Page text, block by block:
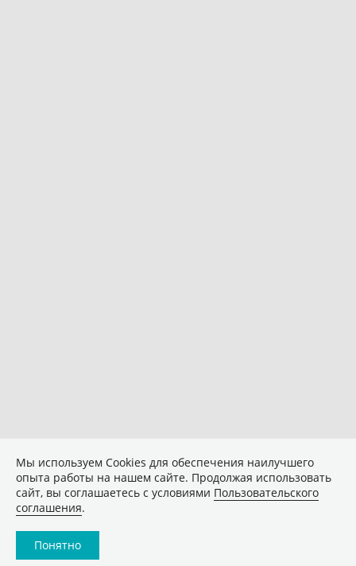
Мы используем Сookies для обеспечения наилучшего
опыта работы на нашем сайте. Продолжая использовать
сайт, вы соглашаетесь с условиями Пользовательского
соглашения.
Понятно